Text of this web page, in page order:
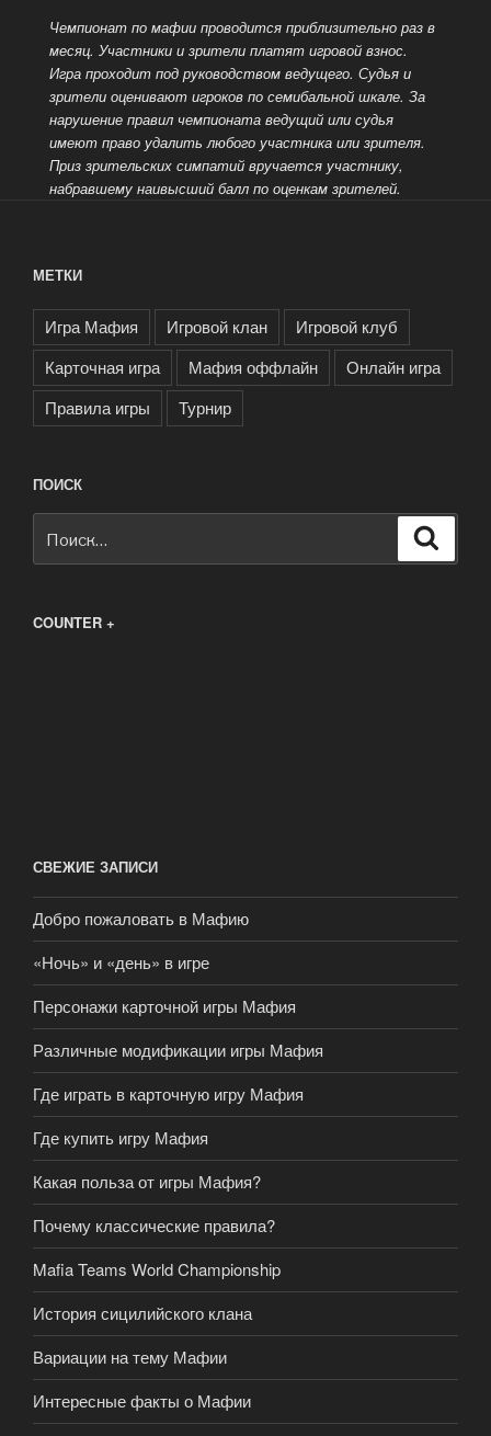
Чемпионат по мафии проводится приблизительно раз в
месяц. Участники и зрители платят игровой взнос.
Игра проходит под руководством ведущего. Судья и
зрители оценивают игроков по семибальной шкале. За
нарушение правил чемпионата ведущий или судья
имеют право удалить любого участника или зрителя.
Приз зрительских симпатий вручается участнику,
набравшему наивысший балл по оценкам зрителей.
МЕТКИ
Игра Мафия Игровой клан
Игровой клуб
Карточная игра
Мафия оффлайн
Онлайн игра
Правила игры
Турнир
ПОИСК
COUNTER +
СВЕЖИЕ ЗАПИСИ
Добро пожаловать в Мафию
«Ночь» и «день» в игре
Персонажи карточной игры Мафия
Различные модификации игры Мафия
Где играть в карточную игру Мафия
Где купить игру Мафия
Какая польза от игры Мафия?
Почему классические правила?
Mafia Teams World Championship
История сицилийского клана
Вариации на тему Мафии
Интересные факты о Мафии